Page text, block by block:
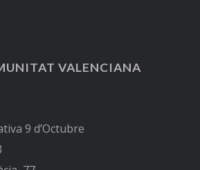
VALENCIANA
9 d’Octubre